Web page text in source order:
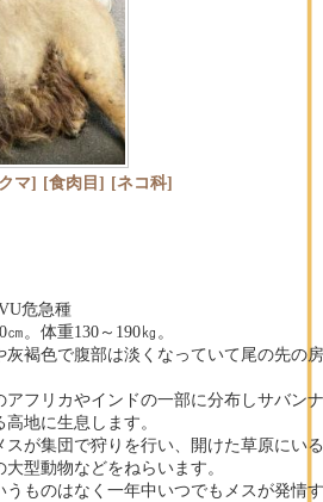
マ] [食肉目] [ネコ科]
危急種
㎝。体重130～190㎏。
灰褐色で腹部は淡くなっていて尾の先の
アフリカやインドの一部に分布しサバン
地に生息します。
スが集団で狩りを行い、開けた草原にい
大型動物などをねらいます。
うものはなく一年中いつでもメスが発情